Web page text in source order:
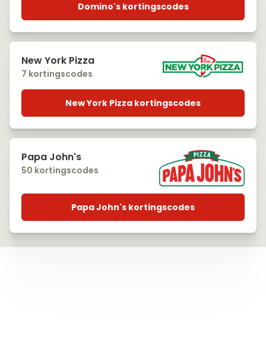
Domino's kortingscodes
New York Pizza
7 kortingscodes
New York Pizza kortingscodes
Papa John's
50 kortingscodes
Papa John's kortingscodes